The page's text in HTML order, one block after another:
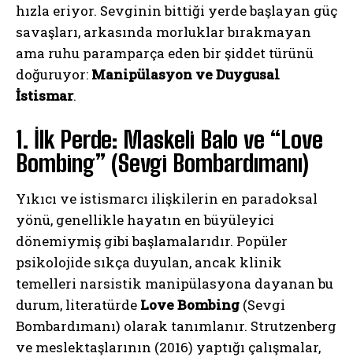
hızla eriyor. Sevginin bittiği yerde başlayan güç
savaşları, arkasında morluklar bırakmayan
ama ruhu paramparça eden bir şiddet türünü
doğuruyor: Manipülasyon ve Duygusal
İstismar.
1. İlk Perde: Maskeli Balo ve “Love
Bombing” (Sevgi Bombardımanı)
Yıkıcı ve istismarcı ilişkilerin en paradoksal
yönü, genellikle hayatın en büyüleyici
dönemiymiş gibi başlamalarıdır. Popüler
psikolojide sıkça duyulan, ancak klinik
temelleri narsistik manipülasyona dayanan bu
durum, literatürde Love Bombing (Sevgi
Bombardımanı) olarak tanımlanır. Strutzenberg
ve meslektaşlarının (2016) yaptığı çalışmalar,